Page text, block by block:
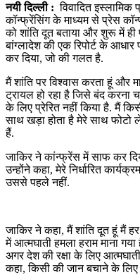
नयी‍ दिल्‍ली :विवादित
कॉन्फ्रेंसिंग के माध्‍यम से प्रेस
को शांति दूत बताया और शुरू में
बांग्‍लादेश की एक रिपोर्ट के आधार
कर दिया, जो की गलत है.
मैं शांति पर विश्वास करता हूं और
ट्रायल हो रहा है जिसे बंद करना
के लिए प्रेरित नहीं किया है. मैं
साथ खड़ा होता है मेरे साथ फोटो
हैं.
जाकिर ने कांन्‍फ्रेंस में साफ कर
उन्‍होंने कहा, मेरे निर्धारित
उससे पहले नहीं.
जाकिर ने कहा, मैं शांति दूत हूं मैं
में आत्‍मघाती हमला हराम माना
अगर देश की रक्षा के लिए
कहा, किसी की जान बचाने के लिए